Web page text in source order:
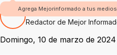
Agrega Mejorinformado a tus
Por Fabian Rossi
Redactor de Mejor
Domingo, 10 de marzo de 2024